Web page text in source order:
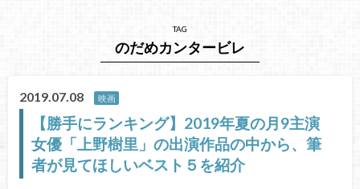
TAG
のだめカンタービレ
2019.07.08 映画
【勝手にランキング】2019年夏の月9主演
女優「上野樹里」の出演作品の中から、筆
者が見てほしいベスト５を紹介